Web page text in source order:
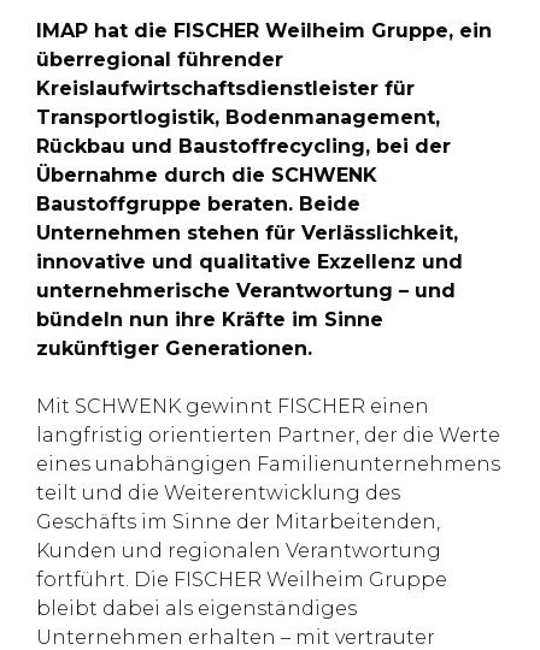
IMAP hat die FISCHER Weilheim Gruppe, ein
überregional führender
Kreislaufwirtschaftsdienstleister für
Transportlogistik, Bodenmanagement,
Rückbau und Baustoffrecycling, bei der
Übernahme durch die SCHWENK
Baustoffgruppe beraten. Beide
Unternehmen stehen für Verlässlichkeit,
innovative und qualitative Exzellenz und
unternehmerische Verantwortung – und
bündeln nun ihre Kräfte im Sinne
zukünftiger Generationen.
Mit SCHWENK gewinnt FISCHER einen
langfristig orientierten Partner, der die Werte
eines unabhängigen Familienunternehmens
teilt und die Weiterentwicklung des
Geschäfts im Sinne der Mitarbeitenden,
Kunden und regionalen Verantwortung
fortführt. Die FISCHER Weilheim Gruppe
bleibt dabei als eigenständiges
Unternehmen erhalten – mit vertrauter